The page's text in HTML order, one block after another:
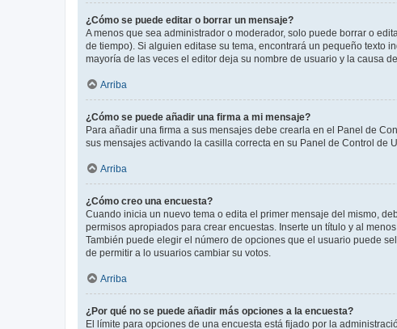
¿Cómo se puede editar o borrar un mensaje?
A menos que sea administrador o moderador, solo puede borrar o
de tiempo). Si alguien editase su tema, encontrará un pequeño texto
mayoría de las veces el editor deja su nombre de usuario y la causa
Arriba
¿Cómo se puede añadir una firma a mi mensaje?
Para añadir una firma a sus mensajes debe crearla en el Panel de
sus mensajes activando la casilla correcta en su Panel de Control
Arriba
¿Cómo creo una encuesta?
Cuando inicia un nuevo tema o edita el primer mensaje del mismo,
permisos apropiados para crear encuestas. Inserte un título y al
También puede elegir el número de opciones que el usuario puede
de permitir a lo usuarios cambiar su votos.
Arriba
¿Por qué no se puede añadir más opciones a la encuesta?
El límite para opciones de una encuesta está fijado por la